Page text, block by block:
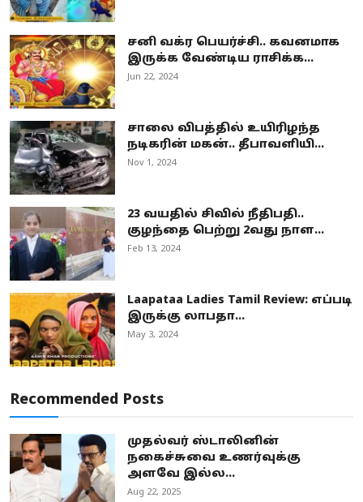
சனி வக்ர பெயர்ச்சி.. கவனமாக
இருக்க வேண்டிய ராசிக்க...
Jun 22, 2024
சாலை விபத்தில் உயிரிழந்த
நடிகரின் மகன்.. தீபாவளியி...
Nov 1, 2024
23 வயதில் சிவில் நீதிபதி..
குழந்தை பெற்று 2வது நாள...
Feb 13, 2024
Laapataa Ladies Tamil Review: எப்படி
இருக்கு லாபதா...
May 3, 2024
Recommended Posts
முதல்வர் ஸ்டாலினின்
நகைச்சுவை உணர்வுக்கு
அளவே இல்ல...
Aug 22, 2025